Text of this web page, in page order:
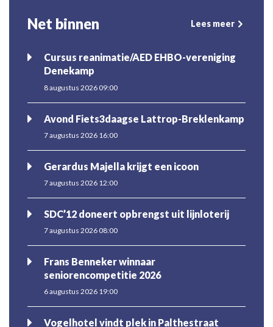
Net binnen Lees meer
Cursus reanimatie/AED EHBO-vereniging
Denekamp
8 augustus 2026 09:00
Avond Fiets3daagse Lattrop-Breklenkamp
7 augustus 2026 16:00
Gerardus Majella krijgt een icoon
7 augustus 2026 12:00
SDC’12 doneert opbrengst uit lijnloterij
7 augustus 2026 08:00
Frans Benneker winnaar
seniorencompetitie 2026
6 augustus 2026 19:00
Vogelhotel vindt plek in Palthestraat